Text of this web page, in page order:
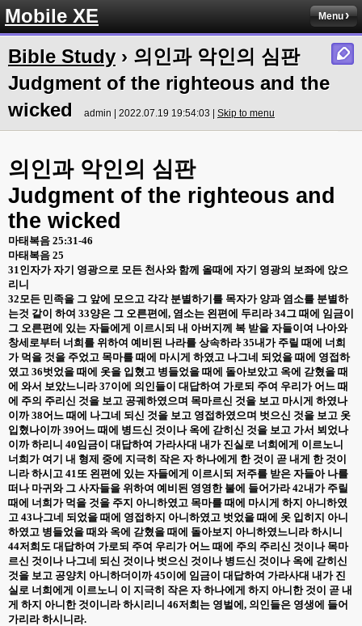
Mobile XE Menu
Bible Study› 의인과 악인의 심판
Judgment of the righteous and the
wicked
admin | 2022.07.19 19:54:03 | Skip to menu
의인과 악인의 심판
Judgment of the righteous and
the wicked
마태복음 25:31-46
마태복음 25
31인자가 자기 영광으로 모든 천사와 함께 올때에 자기 영광의 보좌에 앉으
리니
32모든 민족을 그 앞에 모으고 각각 분별하기를 목자가 양과 염소를 분별하
는것 같이 하여 33양은 그 오른편에 , 염소는 왼편에 두리라34그 때에 임금이
그 오른편에 있는 자들에게 이르시되 내 아버지께 복 받을 자들이여 나아와
창세로부터 너희를 위하여 예비된 나라를 상속하라35내가 주릴 때에 너희
가 먹을 것을 주었고 목마를 때에 마시게 하였고 나그네 되었을 때에 영접하
였고 36벗었을 때에 옷을 입혔고 병들었을 때에 돌아보았고 옥에 갇혔을 때
에 와서 보았느니라37이에 의인들이 대답하여 가로되 주여 우리가 어느 때
에 주의 주리신 것을 보고 공궤하였으며 목마르신 것을 보고 마시게 하였나
이까38어느 때에 나그네 되신 것을 보고 영접하였으며 벗으신 것을 보고 옷
입혔나이까39어느 때에 병드신 것이나 옥에 갇히신 것을 보고 가서 뵈었나
이까 하리니 40임금이 대답하여 가라사대 내가 진실로 너희에게 이르노니
너희가 여기 내 형제 중에 지극히 작은 자 하나에게 한 것이 곧 내게 한 것이
니라 하시고 41또 왼편에 있는 자들에게 이르시되 저주를 받은 자들아 나를
떠나 마귀와 그 사자들을 위하여 예비된 영영한 불에 들어가라42내가 주릴
때에 너희가 먹을 것을 주지 아니하였고 목마를 때에 마시게 하지 아니하였
고 43나그네 되었을 때에 영접하지 아니하였고 벗었을 때에 옷 입히지 아니
하였고 병들었을 때와 옥에 갇혔을 때에 돌아보지 아니하였느니라 하시니
44저희도 대답하여 가로되 주여 우리가 어느 때에 주의 주리신 것이나 목마
르신 것이나 나그네 되신 것이나 벗으신 것이나 병드신 것이나 옥에 갇히신
것을 보고 공양치 아니하더이까45이에 임금이 대답하여 가라사대 내가 진
실로 너희에게 이르노니 이 지극히 작은 자 하나에게 하지 아니한 것이 곧 내
게 하지 아니한 것이니라 하시리니 46저희는 영벌에 , 의인들은 영생에 들어
가리라 하시니라.